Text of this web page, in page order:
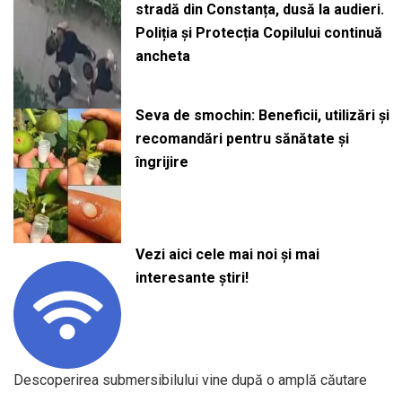
stradă din Constanța, dusă la audieri.
Poliția și Protecția Copilului continuă
ancheta
Seva de smochin: Beneficii, utilizări și
recomandări pentru sănătate și
îngrijire
Vezi aici cele mai noi și mai
interesante știri!
Descoperirea submersibilului vine după o amplă căutare